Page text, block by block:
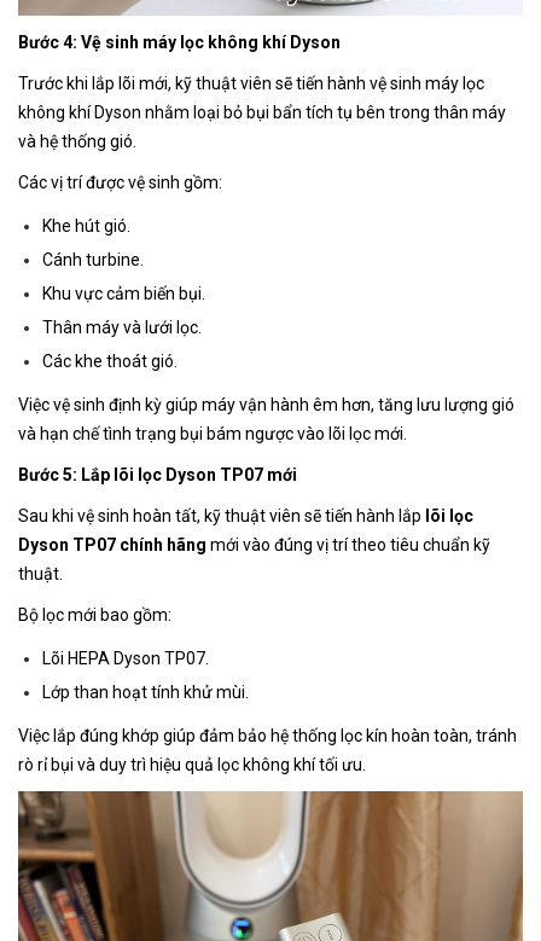
Bước 4: Vệ sinh máy lọc không khí Dyson
Trước khi lắp lõi mới, kỹ thuật viên sẽ tiến hành vệ sinh máy lọc
không khí Dyson nhằm loại bỏ bụi bẩn tích tụ bên trong thân máy
và hệ thống gió.
Các vị trí được vệ sinh gồm:
Khe hút gió.
Cánh turbine.
Khu vực cảm biến bụi.
Thân máy và lưới lọc.
Các khe thoát gió.
Việc vệ sinh định kỳ giúp máy vận hành êm hơn, tăng lưu lượng gió
và hạn chế tình trạng bụi bám ngược vào lõi lọc mới.
Bước 5: Lắp lõi lọc Dyson TP07 mới
Sau khi vệ sinh hoàn tất, kỹ thuật viên sẽ tiến hành lắp lõi lọc
Dyson TP07 chính hãng mới vào đúng vị trí theo tiêu chuẩn kỹ
thuật.
Bộ lọc mới bao gồm:
Lõi HEPA Dyson TP07.
Lớp than hoạt tính khử mùi.
Việc lắp đúng khớp giúp đảm bảo hệ thống lọc kín hoàn toàn, tránh
rò rỉ bụi và duy trì hiệu quả lọc không khí tối ưu.